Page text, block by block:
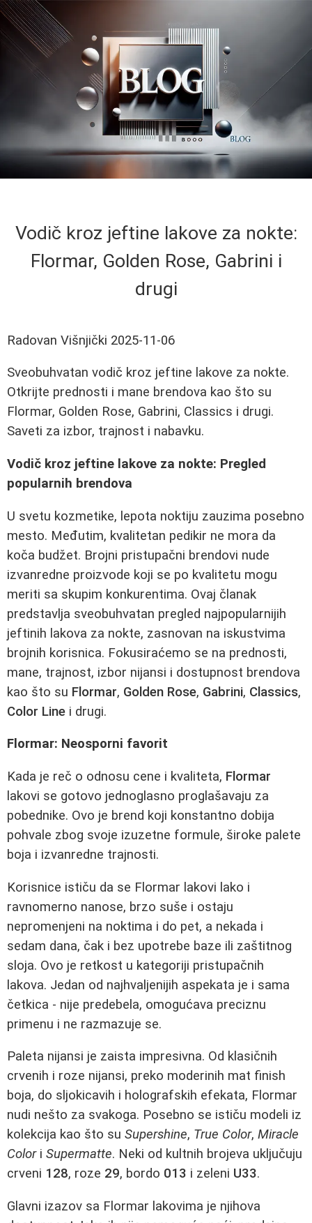
Vodič kroz jeftine lakove za nokte:
Flormar, Golden Rose, Gabrini i
drugi
Radovan Višnjički 2025-11-06
Sveobuhvatan vodič kroz jeftine lakove za nokte.
Otkrijte prednosti i mane brendova kao što su
Flormar, Golden Rose, Gabrini, Classics i drugi.
Saveti za izbor, trajnost i nabavku.
Vodič kroz jeftine lakove za nokte: Pregled
popularnih brendova
U svetu kozmetike, lepota noktiju zauzima posebno
mesto. Međutim, kvalitetan pedikir ne mora da
koča budžet. Brojni pristupačni brendovi nude
izvanredne proizvode koji se po kvalitetu mogu
meriti sa skupim konkurentima. Ovaj članak
predstavlja sveobuhvatan pregled najpopularnijih
jeftinih lakova za nokte, zasnovan na iskustvima
brojnih korisnica. Fokusiraćemo se na prednosti,
mane, trajnost, izbor nijansi i dostupnost brendova
kao što su Flormar, Golden Rose, Gabrini, Classics,
Color Line i drugi.
Flormar: Neosporni favorit
Kada je reč o odnosu cene i kvaliteta, Flormar
lakovi se gotovo jednoglasno proglašavaju za
pobednike. Ovo je brend koji konstantno dobija
pohvale zbog svoje izuzetne formule, široke palete
boja i izvanredne trajnosti.
Korisnice ističu da se Flormar lakovi lako i
ravnomerno nanose, brzo suše i ostaju
nepromenjeni na noktima i do pet, a nekada i
sedam dana, čak i bez upotrebe baze ili zaštitnog
sloja. Ovo je retkost u kategoriji pristupačnih
lakova. Jedan od najhvaljenijih aspekata je i sama
četkica - nije predebela, omogućava preciznu
primenu i ne razmazuje se.
Paleta nijansi je zaista impresivna. Od klasičnih
crvenih i roze nijansi, preko moderinih mat finish
boja, do sljokicavih i holografskih efekata, Flormar
nudi nešto za svakoga. Posebno se ističu modeli iz
kolekcija kao što su Supershine, True Color, Miracle
Colori Supermatte. Neki od kultnih brojeva uključuju
crveni 128, roze 29, bordo 013 i zeleni U33.
Glavni izazov sa Flormar lakovima je njihova